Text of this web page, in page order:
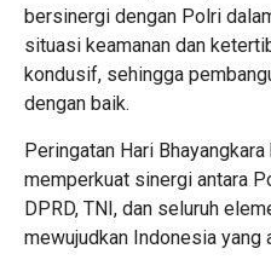
bersinergi dengan Polri
situasi keamanan dan
kondusif, sehingga
dengan baik.
Peringatan Hari
memperkuat sinergi antara
DPRD, TNI, dan seluruh
mewujudkan Indonesia yang